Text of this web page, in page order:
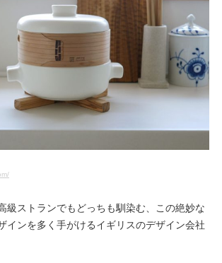
級ストランでもどっちも馴染む、この絶妙な
インを多く手がけるイギリスのデザイン会社